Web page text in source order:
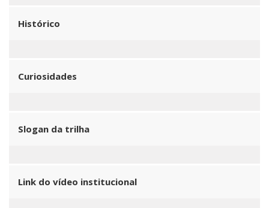
Histórico
Curiosidades
Slogan da trilha
Link do vídeo institucional